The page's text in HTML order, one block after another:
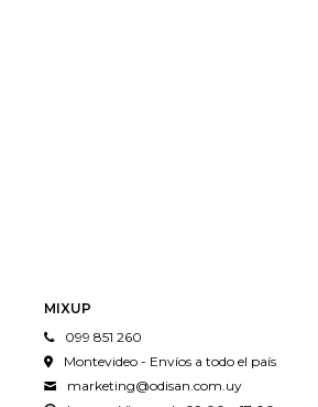
MIXUP
099 851 260
Montevideo - Envíos a todo el país
marketing@odisan.com.uy